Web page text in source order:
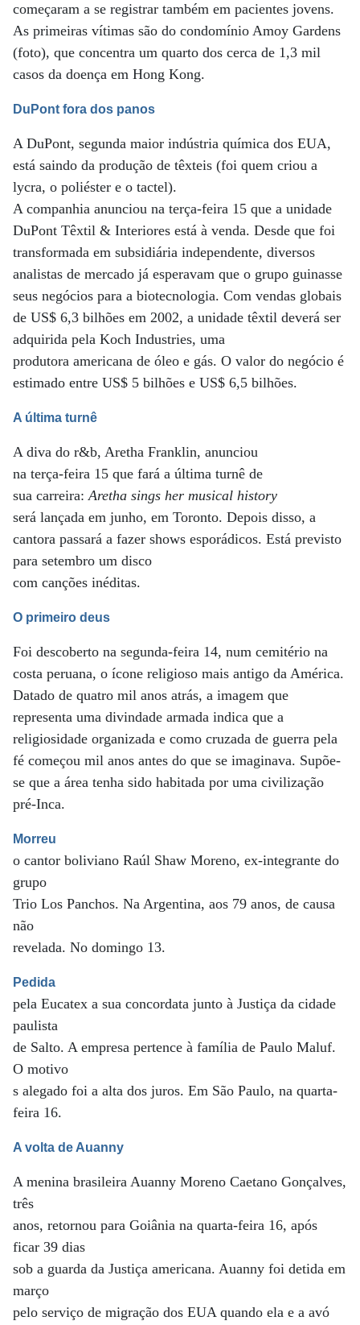
começaram a se registrar também em pacientes jovens.
As primeiras vítimas são do condomínio Amoy Gardens
(foto), que concentra um quarto dos cerca de 1,3 mil
casos da doença em Hong Kong.
DuPont fora dos panos
A DuPont, segunda maior indústria química dos EUA,
está saindo da produção de têxteis (foi quem criou a
lycra, o poliéster e o tactel).
A companhia anunciou na terça-feira 15 que a unidade
DuPont Têxtil & Interiores está à venda. Desde que foi
transformada em subsidiária independente, diversos
analistas de mercado já esperavam que o grupo guinasse
seus negócios para a biotecnologia. Com vendas globais
de US$ 6,3 bilhões em 2002, a unidade têxtil deverá ser
adquirida pela Koch Industries, uma
produtora americana de óleo e gás. O valor do negócio é
estimado entre US$ 5 bilhões e US$ 6,5 bilhões.
A última turnê
A diva do r&b, Aretha Franklin, anunciou
na terça-feira 15 que fará a última turnê de
sua carreira:Aretha sings her musical history
será lançada em junho, em Toronto. Depois disso, a
cantora passará a fazer shows esporádicos. Está previsto
para setembro um disco
com canções inéditas.
O primeiro deus
Foi descoberto na segunda-feira 14, num cemitério na
costa peruana, o ícone religioso mais antigo da América.
Datado de quatro mil anos atrás, a imagem que
representa uma divindade armada indica que a
religiosidade organizada e como cruzada de guerra pela
fé começou mil anos antes do que se imaginava. Supõe-
se que a área tenha sido habitada por uma civilização
pré-Inca.
Morreu
o cantor boliviano Raúl Shaw Moreno, ex-integrante do
grupo
Trio Los Panchos. Na Argentina, aos 79 anos, de causa
não
revelada. No domingo 13.
Pedida
pela Eucatex a sua concordata junto à Justiça da cidade
paulista
de Salto. A empresa pertence à família de Paulo Maluf.
O motivo
s alegado foi a alta dos juros. Em São Paulo, na quarta-
feira 16.
A volta de Auanny
A menina brasileira Auanny Moreno Caetano Gonçalves,
três
anos, retornou para Goiânia na quarta-feira 16, após
ficar 39 dias
sob a guarda da Justiça americana. Auanny foi detida em
março
pelo serviço de migração dos EUA quando ela e a avó